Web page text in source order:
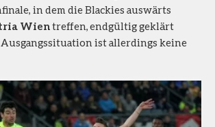
in dem die Blackies auswärts
Wientreffen, endgültig geklärt
ist allerdings keine